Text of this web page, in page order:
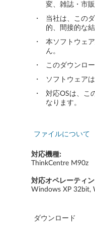
W
7
3
変、雑誌・市
・
当社は、この
的、間接的な
・
本ソフトウェ
ん。
・
このダウンロ
・
ソフトウェア
・
対応OSは、こ
なります。
ファイルについて
対応機種:
ThinkCentre M90z
対応オペレーティ
Windows XP 32bit,
ダウンロード